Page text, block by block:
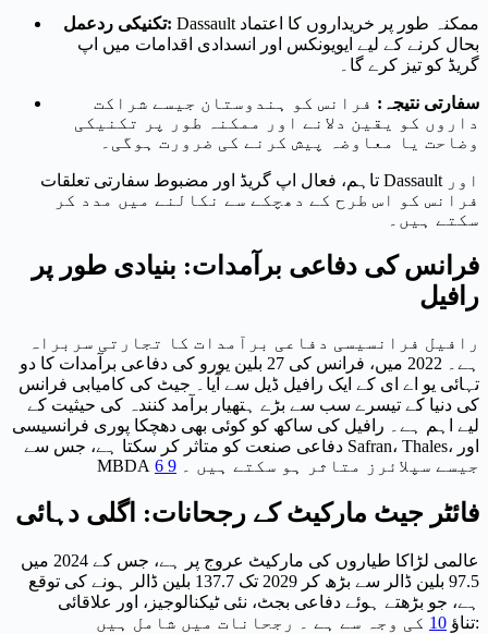
تکنیکی ردعمل: Dassault ممکنہ طور پر خریداروں کا اعتماد
بحال کرنے کے لیے ایویونکس اور انسدادی اقدامات میں اپ
گریڈ کو تیز کرے گا۔
سفارتی نتیجہ: فرانس کو ہندوستان جیسے شراکت
داروں کو یقین دلانے اور ممکنہ طور پر تکنیکی
وضاحت یا معاوضہ پیش کرنے کی ضرورت ہوگی۔
تاہم، فعال اپ گریڈ اور مضبوط سفارتی تعلقات Dassault اور
فرانس کو اس طرح کے دھچکے سے نکالنے میں مدد کر
سکتے ہیں۔
فرانس کی دفاعی برآمدات: بنیادی طور پر
رافیل
رافیل فرانسیسی دفاعی برآمدات کا تجارتی سربراہ
ہے۔ 2022 میں، فرانس کی 27 بلین یورو کی دفاعی برآمدات کا دو
تہائی یو اے ای کے ایک رافیل ڈیل سے آیا۔ جیٹ کی کامیابی فرانس
کی دنیا کے تیسرے سب سے بڑے ہتھیار برآمد کنندہ کی حیثیت کے
لیے اہم ہے۔ رافیل کی ساکھ کو کوئی بھی دھچکا پوری فرانسیسی
دفاعی صنعت کو متاثر کر سکتا ہے، جس سے Safran، Thales، اور
MBDA 6 9 جیسے سپلائرز متاثر ہو سکتے ہیں ۔
فائٹر جیٹ مارکیٹ کے رجحانات: اگلی دہائی
عالمی لڑاکا طیاروں کی مارکیٹ عروج پر ہے، جس کے 2024 میں
97.5 بلین ڈالر سے بڑھ کر 2029 تک 137.7 بلین ڈالر ہونے کی توقع
ہے، جو بڑھتے ہوئے دفاعی بجٹ، نئی ٹیکنالوجیز، اور علاقائی
تناؤ 10 کی وجہ سے ہے ۔ رجحانات میں شامل ہیں: